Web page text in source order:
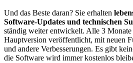
Und das Beste daran? Sie erhalten
Software-Updates und technischen
ständig weiter entwickelt. Alle 3
Hauptversion veröffentlicht, mit neuen
und andere Verbesserungen. Es gibt
die Software wird immer kostenlos